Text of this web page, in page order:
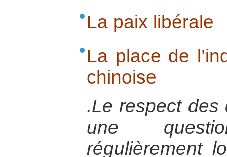
La paix libérale
La place de
chinoise
.Le respect des
une
régulièrement